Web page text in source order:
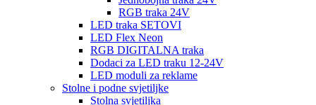
RGB traka 24V
LED traka SETOVI
LED Flex Neon
RGB DIGITALNA traka
Dodaci za LED traku 12-24V
LED moduli za reklame
Stolne i podne svjetiljke
Stolna svjetiljka